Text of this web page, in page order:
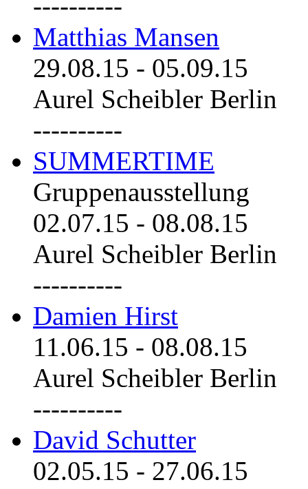
Matthias Mansen
29.08.15 - 05.09.15
Aurel Scheibler Berlin
----------
SUMMERTIME
Gruppenausstellung
02.07.15 - 08.08.15
Aurel Scheibler Berlin
----------
Damien Hirst
11.06.15 - 08.08.15
Aurel Scheibler Berlin
----------
David Schutter
02.05.15 - 27.06.15